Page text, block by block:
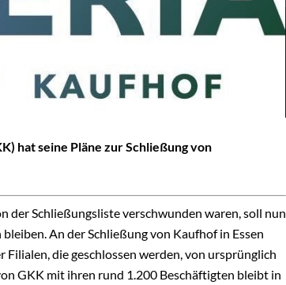
hat seine Pläne zur Schließung von
der Schließungsliste verschwunden waren, soll nun
An der Schließung von Kaufhof in Essen
die geschlossen werden, von ursprünglich
GKK mit ihren rund 1.200 Beschäftigten bleibt in